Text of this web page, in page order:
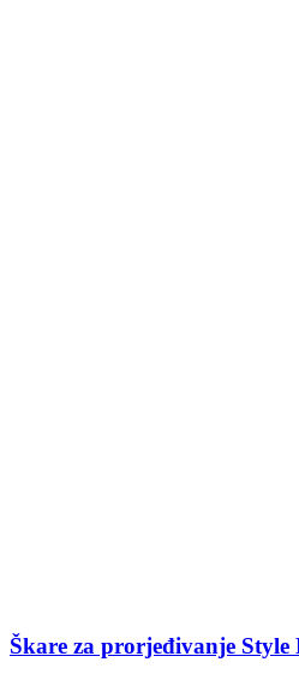
Škare za prorjeđivanje Style